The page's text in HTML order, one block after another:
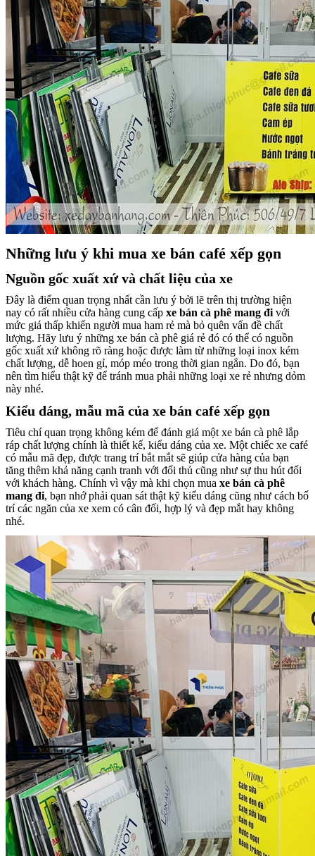
Những lưu ý khi mua xe bán café xếp gọn
Nguồn gốc xuất xứ và chất liệu của xe
Đây là điểm quan trọng nhất cần lưu ý bởi lẽ trên thị trường hiện
nay có rất nhiều cửa hàng cung cấp xe bán cà phê mang đi với
mức giá thấp khiến người mua ham rẻ mà bỏ quên vấn đề chất
lượng. Hãy lưu ý những xe bán cà phê giá rẻ đó có thể có nguồn
gốc xuất xứ không rõ ràng hoặc được làm từ những loại inox kém
chất lượng, dễ hoen gỉ, móp méo trong thời gian ngắn. Do đó, bạn
nên tìm hiểu thật kỹ để tránh mua phải những loại xe rẻ nhưng dỏm
này nhé.
Kiểu dáng, mẫu mã của xe bán café xếp gọn
Tiêu chí quan trọng không kém để đánh giá một xe bán cà phê lắp
ráp chất lượng chính là thiết kế, kiểu dáng của xe. Một chiếc xe café
có mẫu mã đẹp, được trang trí bắt mắt sẽ giúp cửa hàng của bạn
tăng thêm khả năng cạnh tranh với đối thủ cũng như sự thu hút đối
với khách hàng. Chính vì vậy mà khi chọn mua xe bán cà phê
mang đi, bạn nhớ phải quan sát thật kỹ kiểu dáng cũng như cách bố
trí các ngăn của xe xem có cân đối, hợp lý và đẹp mắt hay không
nhé.